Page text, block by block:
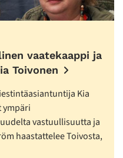
vaatekaappi ja
Toivonen
Kia
ympäri
vastuullisuutta ja
haastattelee Toivosta,